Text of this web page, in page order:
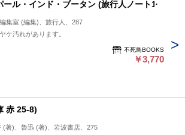
ル・インド・ブータン (旅行人ノート1)
集室 (編集)、旅行人、287
ケ汚れがあります。
不死鳥BOOKS
￥3,770
赤 25-8)
(著)、魯迅 (著)、岩波書店、275